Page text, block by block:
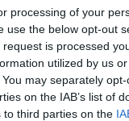
processing of your
use the below opt-out
is processed
utilized by us
may separately
on the IAB’s list of
to third parties on the
με τις ταινίες
ο